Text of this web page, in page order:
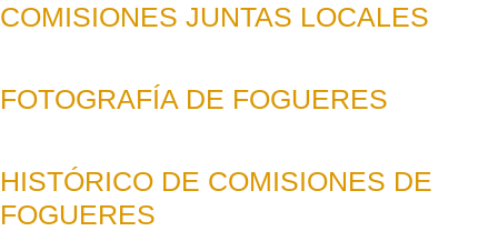
COMISIONES JUNTAS LOCALES
FOTOGRAFÍA DE FOGUERES
HISTÓRICO DE COMISIONES DE
FOGUERES